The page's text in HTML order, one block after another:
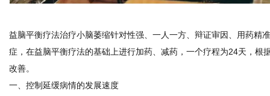
益脑平衡疗法治疗小脑萎缩针对性强、一人一方、辩证审因、用药精
症，在益脑平衡疗法的基础上进行加药、减药，一个疗程为24天，
改善。
一、控制延缓病情的发展速度